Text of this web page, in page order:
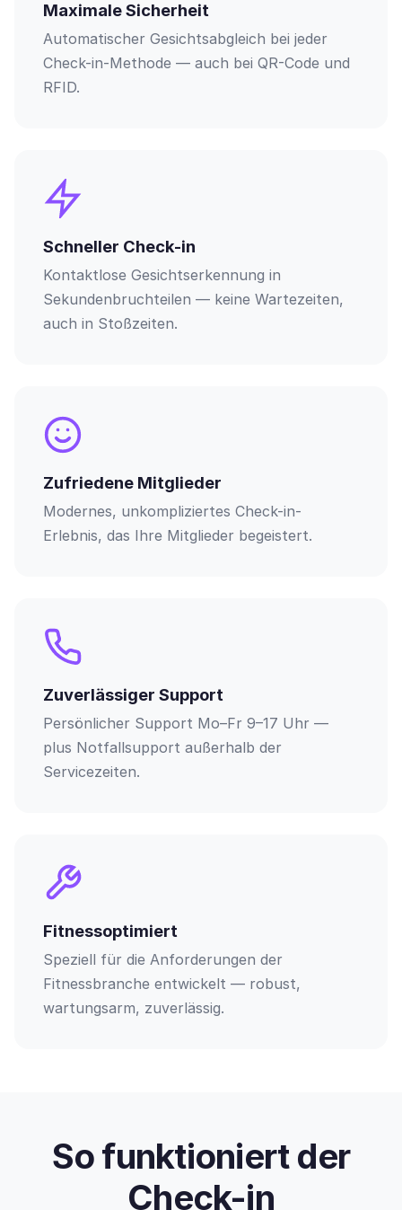
Maximale Sicherheit
Automatischer Gesichtsabgleich bei jeder
Check-in-Methode — auch bei QR-Code und
RFID.
Schneller Check-in
Kontaktlose Gesichtserkennung in
Sekundenbruchteilen — keine Wartezeiten,
auch in Stoßzeiten.
Zufriedene Mitglieder
Modernes, unkompliziertes Check-in-
Erlebnis, das Ihre Mitglieder begeistert.
Zuverlässiger Support
Persönlicher Support Mo–Fr 9–17 Uhr —
plus Notfallsupport außerhalb der
Servicezeiten.
Fitnessoptimiert
Speziell für die Anforderungen der
Fitnessbranche entwickelt — robust,
wartungsarm, zuverlässig.
So funktioniert der
Check-in